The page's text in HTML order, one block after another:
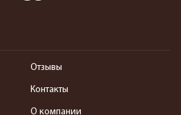
Отзывы
Контакты
О компании